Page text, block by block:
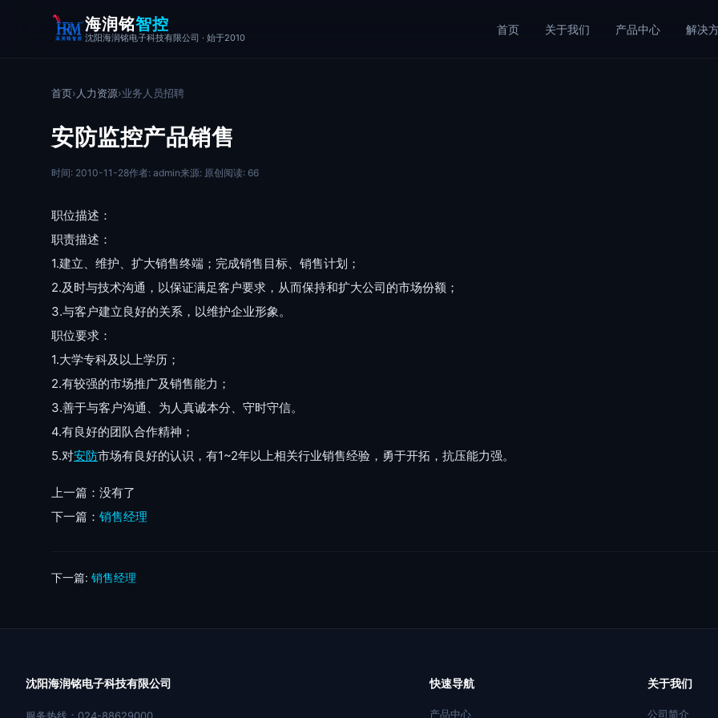
海润铭智控
沈阳海润铭电子科技有限公司 · 始于2010
首页 关于我们 产品中心 解决
首页› 人力资源›业务人员招聘
安防监控产品销售
时间: 2010-11-28作者: admin来源: 原创阅读: 66
职位描述：
职责描述：
1.建立、维护、扩大销售终端；完成销售目标、销售计划；
2.及时与技术沟通，以保证满足客户要求，从而保持和扩大公司的市场份额；
3.与客户建立良好的关系，以维护企业形象。
职位要求：
1.大学专科及以上学历；
2.有较强的市场推广及销售能力；
3.善于与客户沟通、为人真诚本分、守时守信。
4.有良好的团队合作精神；
5.对安防市场有良好的认识，有1~2年以上相关行业销售经验，勇于开拓，抗压能力强。
上一篇：没有了
下一篇： 销售经理
下一篇: 销售经理
沈阳海润铭电子科技有限公司 快速导航
产品中心
关于我们
公司简介